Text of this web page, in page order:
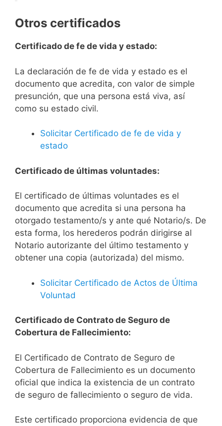
Otros certificados
Certificado de fe de vida y estado:
La declaración de fe de vida y estado es el
documento que acredita, con valor de simple
presunción, que una persona está viva, así
como su estado civil.
Solicitar Certificado de fe de vida y
estado
Certificado de últimas voluntades:
El certificado de últimas voluntades es el
documento que acredita si una persona ha
otorgado testamento/s y ante qué Notario/s. De
esta forma, los herederos podrán dirigirse al
Notario autorizante del último testamento y
obtener una copia (autorizada) del mismo.
Solicitar Certificado de Actos de Última
Voluntad
Certificado de Contrato de Seguro de
Cobertura de Fallecimiento:
El Certificado de Contrato de Seguro de
Cobertura de Fallecimiento es un documento
oficial que indica la existencia de un contrato
de seguro de fallecimiento o seguro de vida.
Este certificado proporciona evidencia de que